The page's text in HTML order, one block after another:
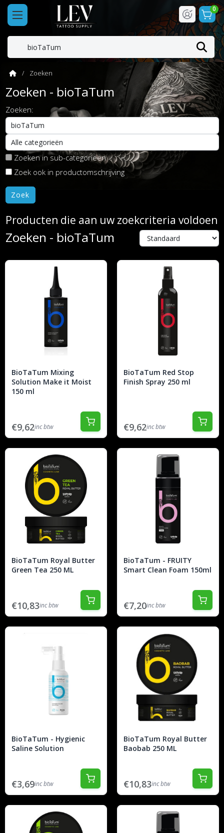
0
Zoeken
Zoeken - bioTaTum
Zoeken:
Zoeken in sub-categorieën
Zoek ook in productomschrijving
Producten die aan uw zoekcriteria voldoen
Zoeken - bioTaTum
BioTaTum Mixing
Solution Make it Moist
150 ml
€9,62inc btw
BioTaTum Red Stop
Finish Spray 250 ml
€9,62inc btw
BioTaTum Royal Butter
Green Tea 250 ML
€10,83inc btw
BioTaTum - FRUITY
Smart Clean Foam 150ml
€7,20inc btw
BioTaTum - Hygienic
Saline Solution
€3,69inc btw
BioTaTum Royal Butter
Baobab 250 ML
€10,83inc btw